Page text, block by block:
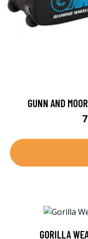
GUNN AND
GORILLA